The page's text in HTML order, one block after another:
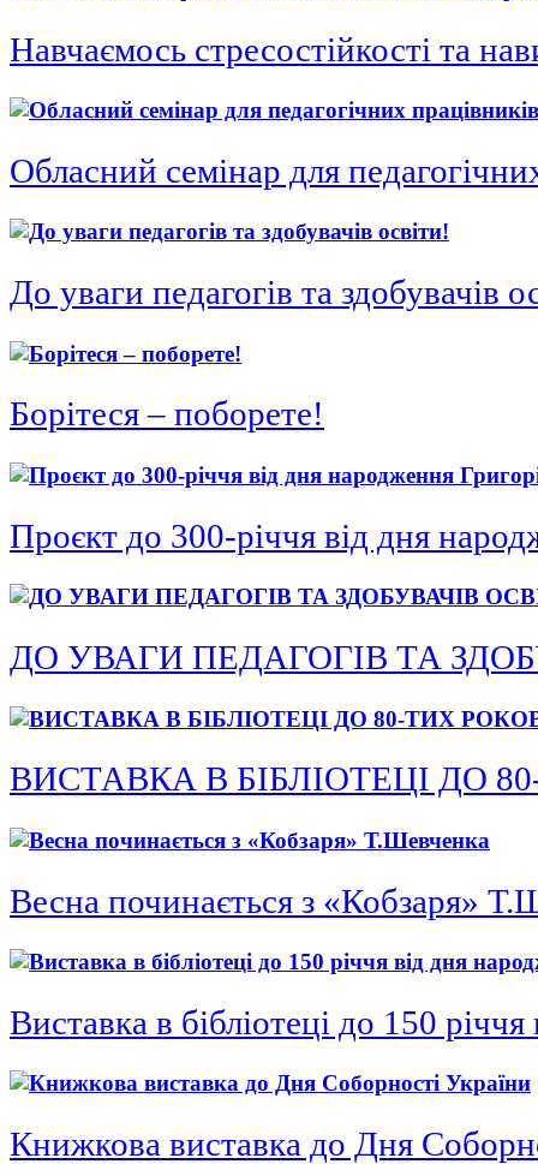
Навчаємось стресостійкості та
Обласний семінар для
До уваги педагогів та здобувачів
Борітеся – поборете!
Проєкт до 300-річчя від дня
ДО УВАГИ ПЕДАГОГІВ ТА
ВИСТАВКА В БІБЛІОТЕЦІ ДО
Весна починається з «Кобзаря»
Виставка в бібліотеці до 150
Книжкова виставка до Дня